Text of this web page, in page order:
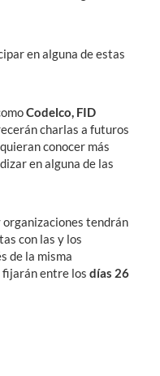
en alguna de estas
Codelco, FID
charlas a futuros
conocer más
en alguna de las
organizaciones tendrán
con las y los
de la misma
entre los días 26